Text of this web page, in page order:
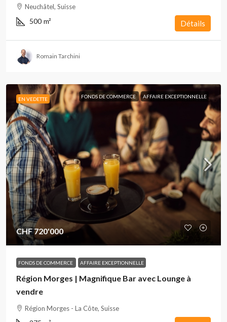
Neuchâtel, Suisse
500 m² Détails
Romain Tarchini
EN VEDETTE FONDS DE COMMERCE AFFAIRE EXCEPTIONNELLE
CHF 720'000
FONDS DE COMMERCE AFFAIRE EXCEPTIONNELLE
Région Morges | Magnifique Bar avec Lounge à
vendre
Région Morges - La Côte, Suisse